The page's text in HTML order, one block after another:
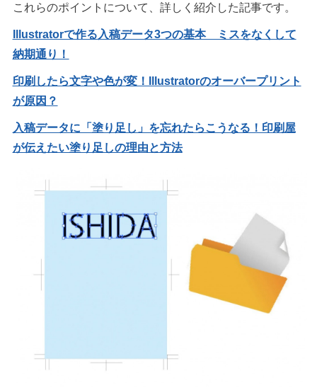
これらのポイントについて、詳しく紹介した記事です。
Illustratorで作る入稿データ3つの基本 ミスをなくして
納期通り！
印刷したら文字や色が変！Illustratorのオーバープリント
が原因？
入稿データに「塗り足し」を忘れたらこうなる！印刷屋
が伝えたい塗り足しの理由と方法